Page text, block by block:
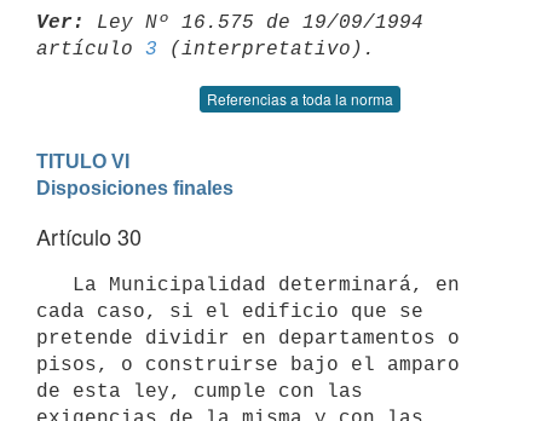
Ver:
Ley Nº 16.575 de 19/09/1994
artículo 3
Referencias a toda la norma
TITULO VI
Disposiciones finales
Artículo 30
cada caso, si el edificio que se
pretende dividir en departamentos o
pisos, o construirse bajo el amparo
de esta ley, cumple con las